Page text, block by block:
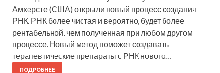
Амхерсте (США) открыли новый процесс создания
РНК. РНК более чистая и вероятно, будет более
рентабельной, чем полученная при любом другом
процессе. Новый метод поможет создавать
терапевтические препараты с РНК нового…
ПОДРОБНЕЕ